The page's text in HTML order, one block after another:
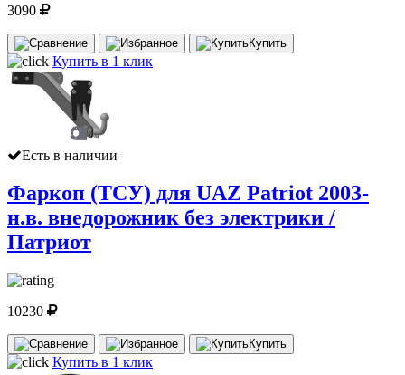
3090
Купить
Купить в 1 клик
Есть в наличии
Фаркоп (ТСУ) для UAZ Patriot 2003-
н.в. внедорожник без электрики /
Патриот
10230
Купить
Купить в 1 клик